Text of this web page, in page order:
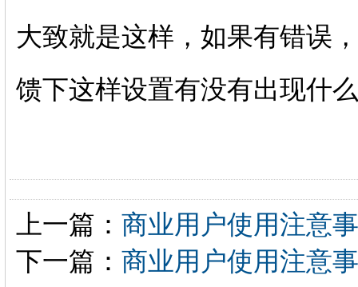
大致就是这样，如果有错误
馈下这样设置有没有出现什
上一篇： 商业用户使用注意
下一篇： 商业用户使用注意